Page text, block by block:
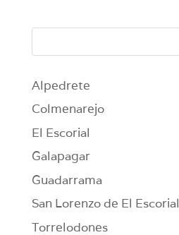
Alpedrete
Colmenarejo
El Escorial
Galapagar
Guadarrama
San Lorenzo de El Escorial
Torrelodones